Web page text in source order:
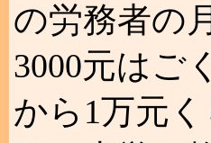
の労務者の
3000元はご
から1万元